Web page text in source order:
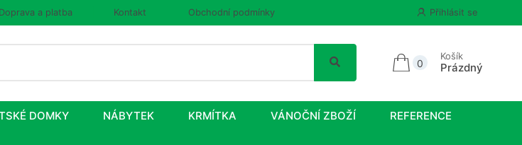
Doprava a platba Kontakt Obchodní podmínky Přihlásit se
0
Košík
Prázdný
DOMKY NÁBYTEK KRMÍTKA VÁNOČNÍ ZBOŽÍ
REFERENCE